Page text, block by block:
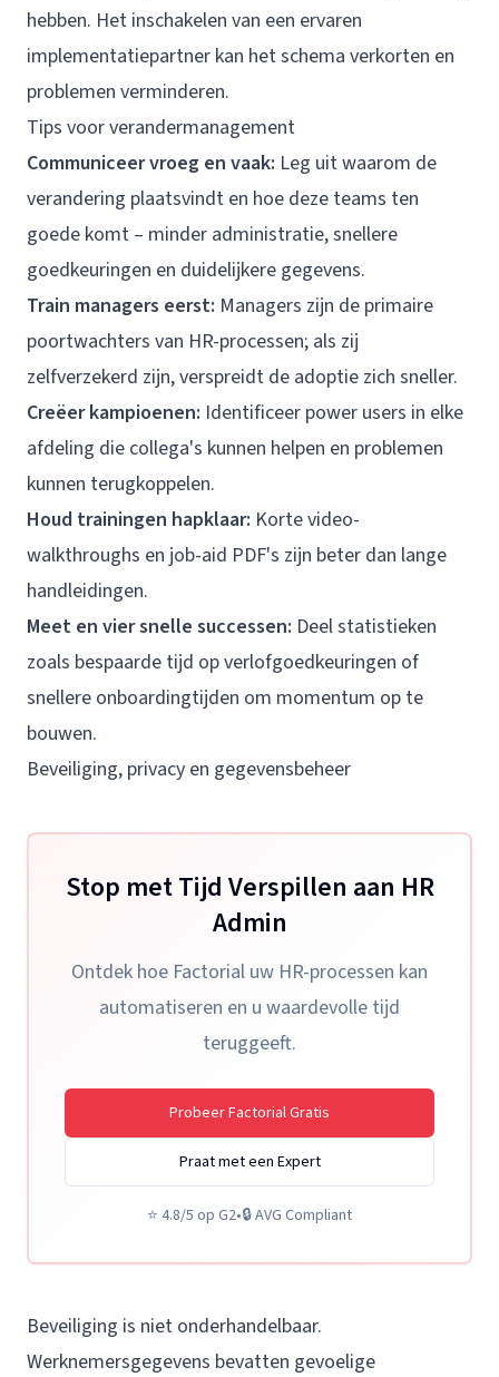
hebben. Het inschakelen van een ervaren
implementatiepartner kan het schema verkorten en
problemen verminderen.
Tips voor verandermanagement
Communiceer vroeg en vaak: Leg uit waarom de
verandering plaatsvindt en hoe deze teams ten
goede komt – minder administratie, snellere
goedkeuringen en duidelijkere gegevens.
Train managers eerst: Managers zijn de primaire
poortwachters van HR-processen; als zij
zelfverzekerd zijn, verspreidt de adoptie zich sneller.
Creëer kampioenen: Identificeer power users in elke
afdeling die collega's kunnen helpen en problemen
kunnen terugkoppelen.
Houd trainingen hapklaar: Korte video-
walkthroughs en job-aid PDF's zijn beter dan lange
handleidingen.
Meet en vier snelle successen: Deel statistieken
zoals bespaarde tijd op verlofgoedkeuringen of
snellere onboardingtijden om momentum op te
bouwen.
Beveiliging, privacy en gegevensbeheer
Stop met Tijd Verspillen aan HR
Admin
Ontdek hoe Factorial uw HR-processen kan
automatiseren en u waardevolle tijd
teruggeeft.
Probeer Factorial Gratis
Praat met een Expert
⭐ 4.8/5 op G2•🔒AVG Compliant
Beveiliging is niet onderhandelbaar.
Werknemersgegevens bevatten gevoelige